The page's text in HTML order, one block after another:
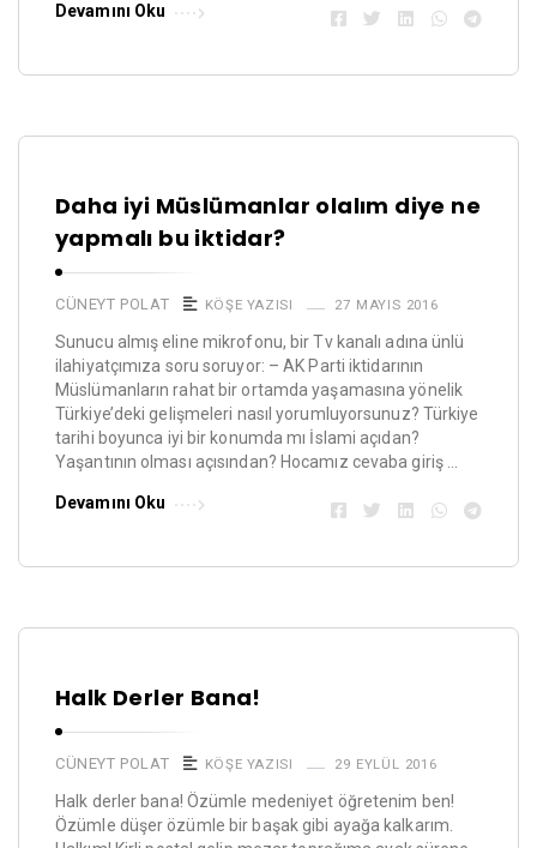
Devamını Oku
Daha iyi Müslümanlar olalım diye ne
yapmalı bu iktidar?
CÜNEYT POLAT KÖŞE YAZISI 27 MAYIS 2016
Sunucu almış eline mikrofonu, bir Tv kanalı adına ünlü
ilahiyatçımıza soru soruyor: – AK Parti iktidarının
Müslümanların rahat bir ortamda yaşamasına yönelik
Türkiye’deki gelişmeleri nasıl yorumluyorsunuz? Türkiye
tarihi boyunca iyi bir konumda mı İslami açıdan?
Yaşantının olması açısından? Hocamız cevaba giriş …
Devamını Oku
Halk Derler Bana!
CÜNEYT POLAT KÖŞE YAZISI 29 EYLÜL 2016
Halk derler bana! Özümle medeniyet öğretenim ben!
Özümle düşer özümle bir başak gibi ayağa kalkarım.